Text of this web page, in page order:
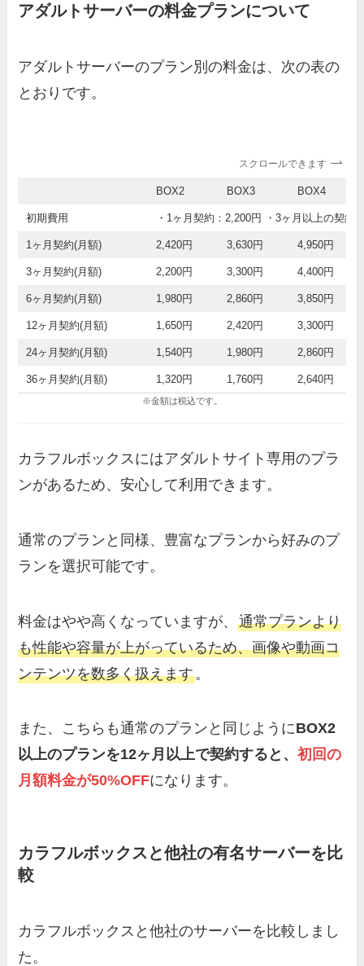
アダルトサーバーの料金プランについて
アダルトサーバーのプラン別の料金は、次の表の
とおりです。
スクロールできます
BOX2 BOX3 BOX4
初期費用 ・1ヶ月契約：2,200円 ・3ヶ月以上の契約
1ヶ月契約(月額) 2,420円 3,630円 4,950円
3ヶ月契約(月額) 2,200円 3,300円 4,400円
6ヶ月契約(月額) 1,980円 2,860円 3,850円
12ヶ月契約(月額) 1,650円 2,420円 3,300円
24ヶ月契約(月額) 1,540円 1,980円 2,860円
36ヶ月契約(月額) 1,320円 1,760円 2,640円
※金額は税込です。
カラフルボックスにはアダルトサイト専用のプラ
ンがあるため、安心して利用できます。
通常のプランと同様、豊富なプランから好みのプ
ランを選択可能です。
料金はやや高くなっていますが、通常プランより
も性能や容量が上がっているため、画像や動画コ
ンテンツを数多く扱えます。
また、こちらも通常のプランと同じようにBOX2
以上のプランを12ヶ月以上で契約すると、初回の
月額料金が50%OFFになります。
カラフルボックスと他社の有名サーバーを比
較
カラフルボックスと他社のサーバーを比較しまし
た。